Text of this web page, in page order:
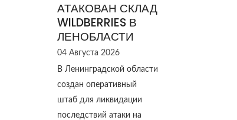
АТАКОВАН СКЛАД
WILDBERRIES В
ЛЕНОБЛАСТИ
04 Августа 2026
В Ленинградской области
создан оперативный
штаб для ликвидации
последствий атаки на